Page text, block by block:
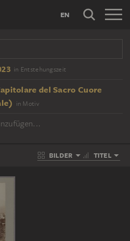
EN
in Entstehungszeit
del Sacro Cuore
in Motiv
BILDER TITEL